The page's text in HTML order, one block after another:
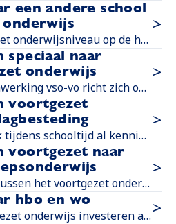
een andere school
Een leerling voor wie het onderwijsniveau op de huidige school niet langer passend is, wisselt soms van school. Ook zijn er leerlingen die naar Amsterdam verhuizen. Voor deze schoolwisselaar en verhuisleerling heeft elke school een overstapcoördinator.
speciaal naar
onderwijs
Het programma Samenwerking vso-vo richt zich op meer samenwerking tussen het speciaal en regulier onderwijs. Ook wil het programma de doorstroom van leerlingen vanuit het voortgezet speciaal onderwijs (vso) naar het regulier voortgezet onderwijs (vo) bevorderen.
voortgezet
Leerlingen maken vaak tijdens schooltijd al kennis met verschillende dagbestedingslocaties en activiteiten. Zo ontdekt de leerling wat het leuk vindt en waar het zich prettig voelt. Op de kaart vind je een overzicht van dagbestedingslocaties in Amsterdam en omgeving.
voortgezet naar
Goede samenwerking tussen het voortgezet onderwijs en middelbaar beroepsonderwijs draagt bij aan het studiesucces van jongeren. Dit is belangrijk: deze jongeren vormen de ruggengraat van onze samenleving. Het zijn onze vakmensen. Een goede aansluiting tussen een vo- en mbo-opleiding in een doorlopende leerroute kan schooluitval voorkomen en soepele doorstroom naar het mbo bevorderen.
hbo en wo
De scholen voor voortgezet onderwijs investeren allemaal in het toerusten van leerlingen op de overstap naar het hoger beroepsonderwijs (hbo) en het wetenschappelijk onderwijs (wo).